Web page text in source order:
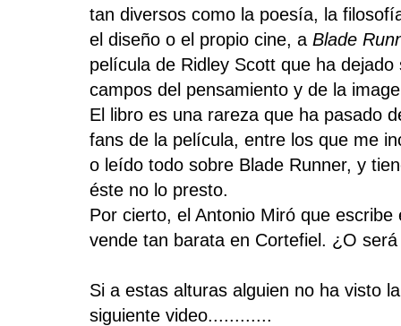
tan diversos como la poesía, la
el diseño o el propio cine, a Blade
película de Ridley Scott que ha
campos del pensamiento y de la
El libro es una rareza que ha pasado
fans de la película, entre los que me
o leído todo sobre Blade Runner, y
éste no lo presto.
Por cierto, el Antonio Miró que
vende tan barata en Cortefiel. ¿O
Si a estas alturas alguien no ha visto
siguiente video............